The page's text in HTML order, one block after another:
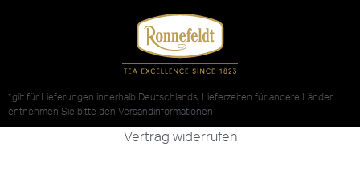
*gilt für Lieferungen innerhalb Deutschlands, Lieferzeiten für andere Länder
entnehmen Sie bitte den Versandinformationen
Vertrag widerrufen